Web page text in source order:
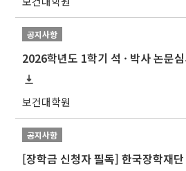
공지사항
보건대학원
공지사항